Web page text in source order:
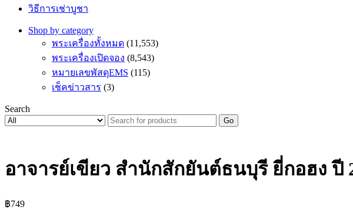
วิธีการเช่าบูชา
Shop by category
พระเครื่องทั้งหมด (11,553)
พระเครื่องเปิดจอง (8,543)
หมายเลขพัสดุEMS (115)
เช็คข่าวสาร (3)
Search
Go
อาจารย์เขียว สำนักสักยันต์ธนบุรี ยี่กอฮง ปี
฿749